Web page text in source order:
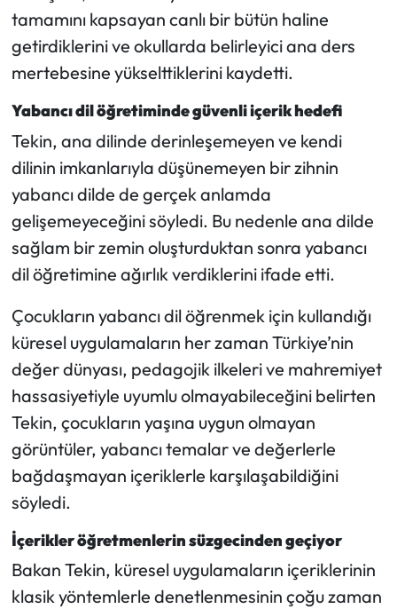
tamamını kapsayan canlı bir bütün haline
getirdiklerini ve okullarda belirleyici ana ders
mertebesine yükselttiklerini kaydetti.
Yabancı dil öğretiminde güvenli içerik hedefi
Tekin, ana dilinde derinleşemeyen ve kendi
dilinin imkanlarıyla düşünemeyen bir zihnin
yabancı dilde de gerçek anlamda
gelişemeyeceğini söyledi. Bu nedenle ana dilde
sağlam bir zemin oluşturduktan sonra yabancı
dil öğretimine ağırlık verdiklerini ifade etti.
Çocukların yabancı dil öğrenmek için kullandığı
küresel uygulamaların her zaman Türkiye’nin
değer dünyası, pedagojik ilkeleri ve mahremiyet
hassasiyetiyle uyumlu olmayabileceğini belirten
Tekin, çocukların yaşına uygun olmayan
görüntüler, yabancı temalar ve değerlerle
bağdaşmayan içeriklerle karşılaşabildiğini
söyledi.
İçerikler öğretmenlerin süzgecinden geçiyor
Bakan Tekin, küresel uygulamaların içeriklerinin
klasik yöntemlerle denetlenmesinin çoğu zaman